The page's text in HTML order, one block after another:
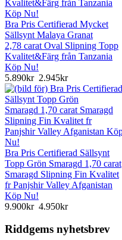
Bra Pris Certifierad Mycket
Sällsynt Malaya Granat
2,78 carat Oval Slipning Topp
Kvalitet&Färg från Tanzania
Köp Nu!
5.890kr 2.945kr
Bra Pris Certifierad Sällsynt
Topp Grön Smaragd 1,70 carat
Smaragd Slipning Fin Kvalitet
fr Panjshir Valley Afganistan
Köp Nu!
9.900kr 4.950kr
Riddgems nyhetsbrev